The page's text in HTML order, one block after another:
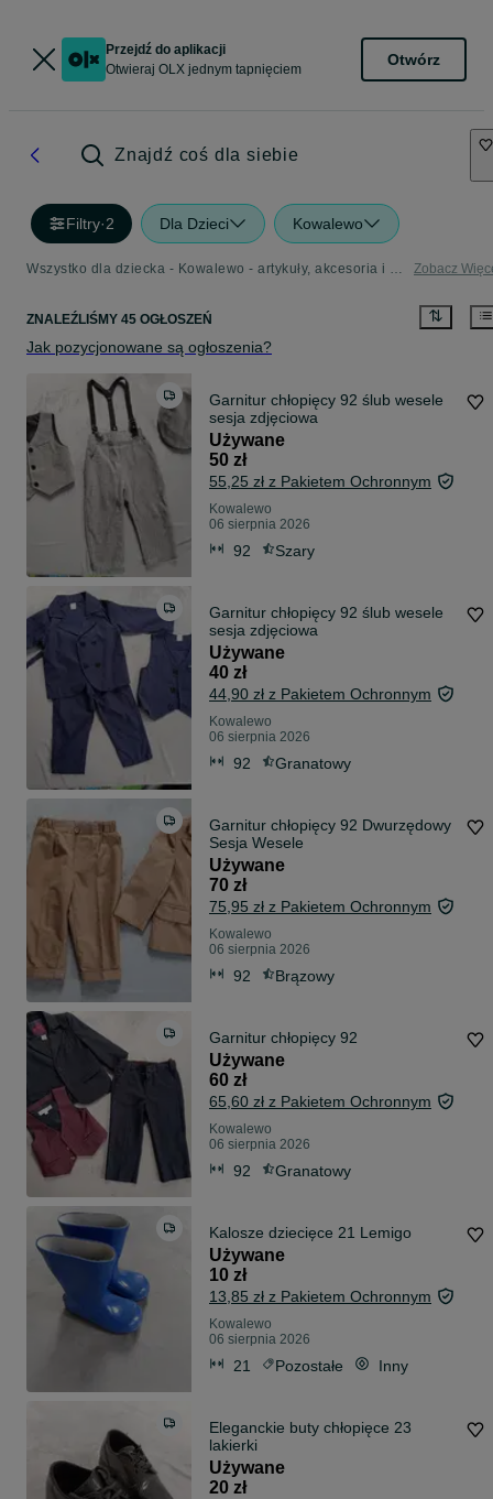
Przejdź do aplikacji
Otwieraj OLX jednym tapnięciem
Otwórz
Znajdź coś dla siebie
Filtry·2 Dla Dzieci Kowalewo
Wszystko dla dziecka - Kowalewo - artykuły, akcesoria i zabawki dla dzieci w Twojej okolicy Zobacz
ZNALEŹLIŚMY 45 OGŁOSZEŃ
Jak pozycjonowane są ogłoszenia?
Garnitur chłopięcy 92 ślub wesele
sesja zdjęciowa
Używane
50 zł
55,25 zł z Pakietem Ochronnym
Kowalewo
06 sierpnia 2026
92 Szary
Garnitur chłopięcy 92 ślub wesele
sesja zdjęciowa
Używane
40 zł
44,90 zł z Pakietem Ochronnym
Kowalewo
06 sierpnia 2026
92 Granatowy
Garnitur chłopięcy 92 Dwurzędowy
Sesja Wesele
Używane
70 zł
75,95 zł z Pakietem Ochronnym
Kowalewo
06 sierpnia 2026
92 Brązowy
Garnitur chłopięcy 92
Używane
60 zł
65,60 zł z Pakietem Ochronnym
Kowalewo
06 sierpnia 2026
92 Granatowy
Kalosze dziecięce 21 Lemigo
Używane
10 zł
13,85 zł z Pakietem Ochronnym
Kowalewo
06 sierpnia 2026
21 Pozostałe Inny
Eleganckie buty chłopięce 23
lakierki
Używane
20 zł